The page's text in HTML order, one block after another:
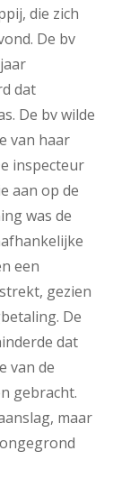
die zich
De bv
dat
De bv wilde
van haar
inspecteur
aan op de
was de
een
gezien
De
dat
van de
gebracht.
maar